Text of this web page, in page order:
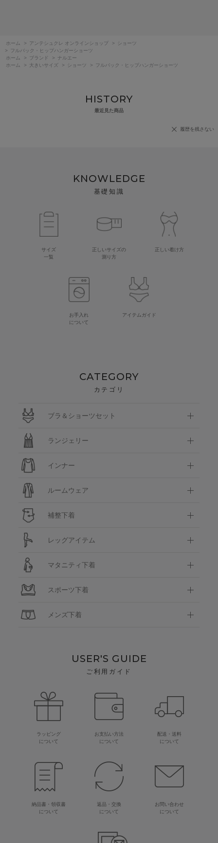
ホーム > アンテシュクレ オンラインショップ >
ショーツ
>
フルバック・ヒップハンガーショーツ
ホーム
> ブランド > ナルエー
ホーム
> 大きいサイズ > ショーツ > フルバック・ヒップハンガーショーツ
HISTORY
最近見た商品
履歴を残さない
KNOWLEDGE
基礎知識
サイズ
一覧
正しいサイズの
測り方
正しい着け方
お手入れ
について
アイテムガイド
CATEGORY
カテゴリ
ブラ＆ショーツセット
ランジェリー
インナー
ルームウェア
補整下着
レッグアイテム
マタニティ下着
スポーツ下着
メンズ下着
USER'S GUIDE
ご利用ガイド
ラッピング
について
お支払い方法
について
配送・送料
について
納品書・領収書
について
返品・交換
について
お問い合わせ
について